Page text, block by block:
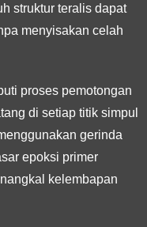
struktur teralis dapat
menyisakan celah
proses pemotongan
di setiap titik simpul
gerinda
epoksi primer
kelembapan